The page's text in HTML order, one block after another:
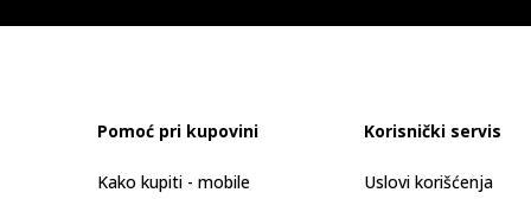
Pomoć pri kupovini
Kako kupiti - mobile
Korisnički servis
Uslovi korišćenja